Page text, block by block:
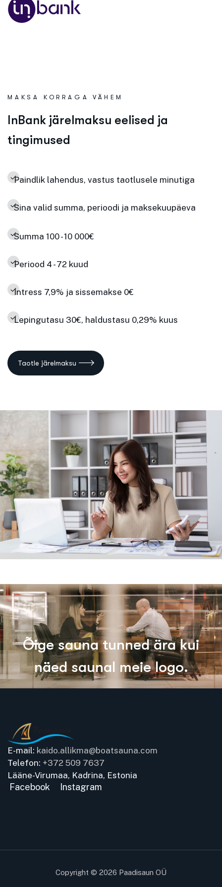
MAKSA KORRAGA VÄHEM
InBank järelmaksu eelised ja
tingimused
Paindlik lahendus, vastus taotlusele minutiga
Sina valid summa, perioodi ja maksekuupäeva
Summa 100 - 10 000€
Periood 4 - 72 kuud
Intress 7,9% ja sissemakse 0€
Lepingutasu 30€, haldustasu 0,29% kuus
Õige sauna tunned ära kui
näed saunal meie logo.
E-mail: kaido.allikma@boatsauna.com
Telefon: +372 509 7637
Lääne-Virumaa, Kadrina, Estonia
Facebook Instagram
Copyright © 2026 Paadisaun OÜ